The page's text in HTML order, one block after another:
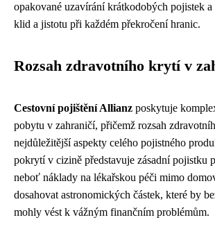
opakované uzavírání krátkodobých pojistek
klid a jistotu při každém překročení hranic.
Rozsah zdravotního krytí v
Cestovní pojištění Allianz poskytuje
pobytu v zahraničí, přičemž rozsah
nejdůležitější aspekty celého pojistného
pokrytí v cizině představuje zásadní pojistku
neboť náklady na lékařskou péči mimo
dosahovat astronomických částek, které by
mohly vést k vážným finančním problémům.